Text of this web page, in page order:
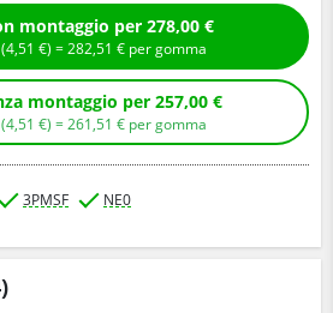
Compra con montaggio per 278,00 €
+ Ecotassa: (4,51 € ) =282,51 € per gomma
Compra senza montaggio per 257,00 €
+ Ecotassa: (4,51 € ) =261,51 € per gomma
3PMSF NE0